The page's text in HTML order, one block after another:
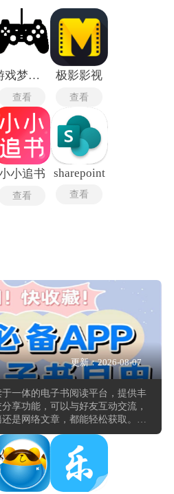
游戏梦工厂mugen最新版
查看
极影影视
查看
小追书
查看
sharepoint
查看
更新：2026-08-07
一体的电子书阅读平台，提供丰
享功能，可以与好友互动交流，
是网络文章，都能轻松获取。简
的功能，如夜间模式、多种字体
读需求。番茄小说还提供海量的
断续续的阅读者还是全职阅读爱
己的阅读内容。